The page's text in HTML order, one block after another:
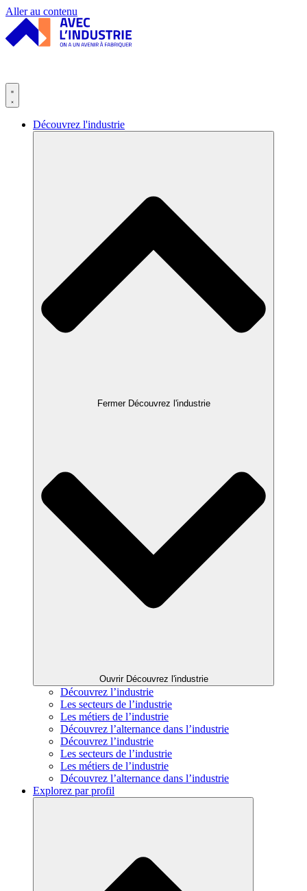
Panneau de gestion des cookies
Aller au contenu
Découvrez l'industrie
Fermer Découvrez l'industrie
Ouvrir Découvrez l'industrie
Découvrez l’industrie
Les secteurs de l’industrie
Les métiers de l’industrie
Découvrez l’alternance dans l’industrie
Découvrez l’industrie
Les secteurs de l’industrie
Les métiers de l’industrie
Découvrez l’alternance dans l’industrie
Explorez par profil